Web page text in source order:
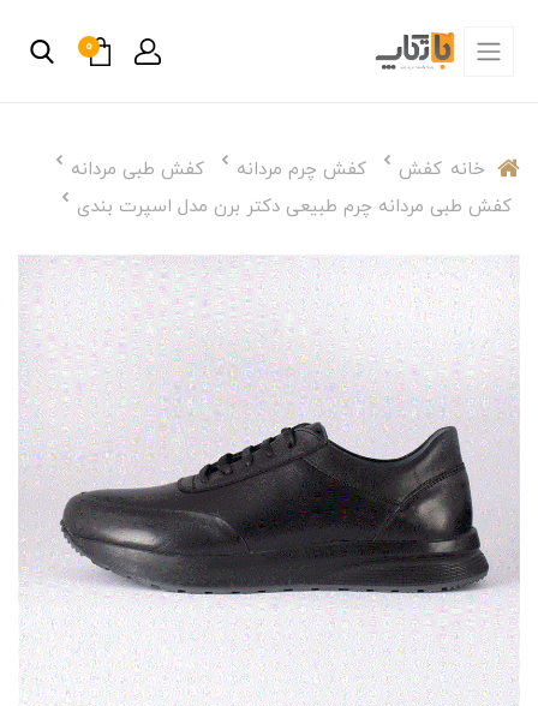
0
خانه کفش کفش چرم مردانه
کفش طبی مردانه
کفش طبی مردانه چرم طبیعی دکتر برن مدل اسپرت بندی